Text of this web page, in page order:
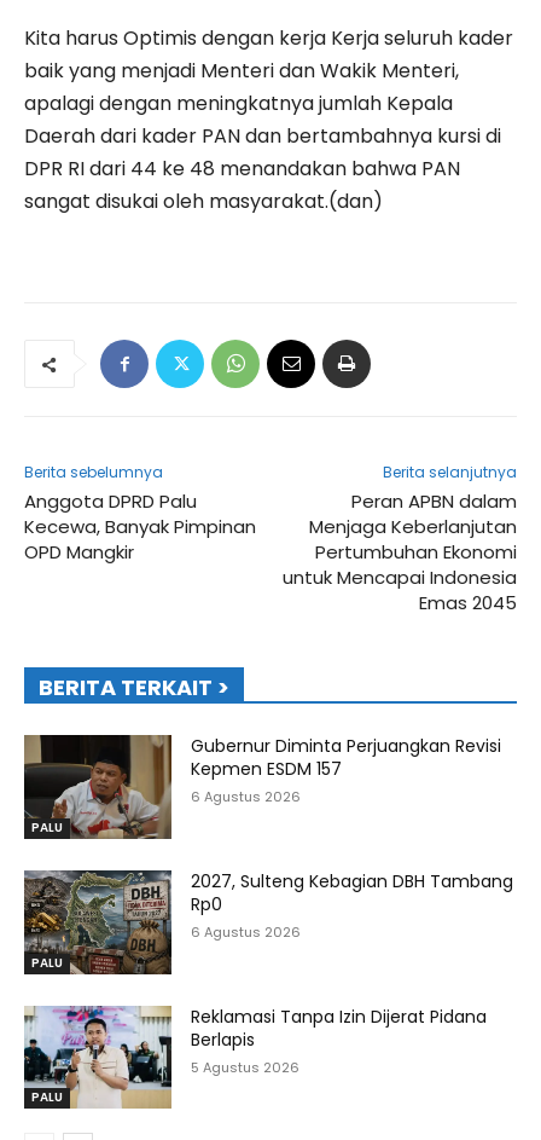
Kita harus Optimis dengan kerja Kerja seluruh kader
baik yang menjadi Menteri dan Wakik Menteri,
apalagi dengan meningkatnya jumlah Kepala
Daerah dari kader PAN dan bertambahnya kursi di
DPR RI dari 44 ke 48 menandakan bahwa PAN
sangat disukai oleh masyarakat.(dan)
Berita sebelumnya
Anggota DPRD Palu
Kecewa, Banyak Pimpinan
OPD Mangkir
Berita selanjutnya
Peran APBN dalam
Menjaga Keberlanjutan
Pertumbuhan Ekonomi
untuk Mencapai Indonesia
Emas 2045
BERITA TERKAIT >
PALU
Gubernur Diminta Perjuangkan Revisi
Kepmen ESDM 157
6 Agustus 2026
PALU
2027, Sulteng Kebagian DBH Tambang
Rp0
6 Agustus 2026
PALU
Reklamasi Tanpa Izin Dijerat Pidana
Berlapis
5 Agustus 2026